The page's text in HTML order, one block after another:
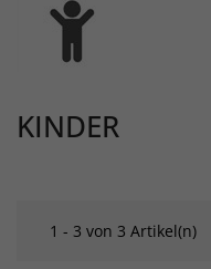
KINDER
1 - 3 von 3 Artikel(n)